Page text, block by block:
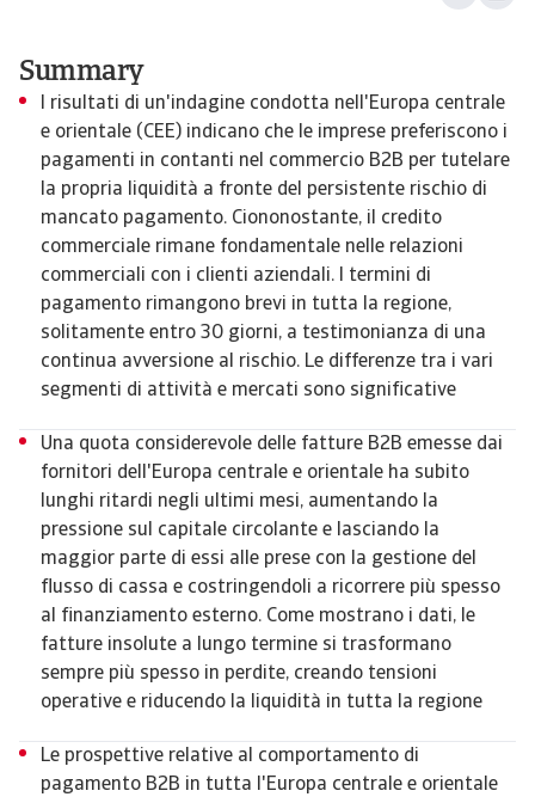
Summary
I risultati di un'indagine condotta nell'Europa centrale
e orientale (CEE) indicano che le imprese preferiscono i
pagamenti in contanti nel commercio B2B per tutelare
la propria liquidità a fronte del persistente rischio di
mancato pagamento. Ciononostante, il credito
commerciale rimane fondamentale nelle relazioni
commerciali con i clienti aziendali. I termini di
pagamento rimangono brevi in tutta la regione,
solitamente entro 30 giorni, a testimonianza di una
continua avversione al rischio. Le differenze tra i vari
segmenti di attività e mercati sono significative
Una quota considerevole delle fatture B2B emesse dai
fornitori dell'Europa centrale e orientale ha subito
lunghi ritardi negli ultimi mesi, aumentando la
pressione sul capitale circolante e lasciando la
maggior parte di essi alle prese con la gestione del
flusso di cassa e costringendoli a ricorrere più spesso
al finanziamento esterno. Come mostrano i dati, le
fatture insolute a lungo termine si trasformano
sempre più spesso in perdite, creando tensioni
operative e riducendo la liquidità in tutta la regione
Le prospettive relative al comportamento di
pagamento B2B in tutta l'Europa centrale e orientale